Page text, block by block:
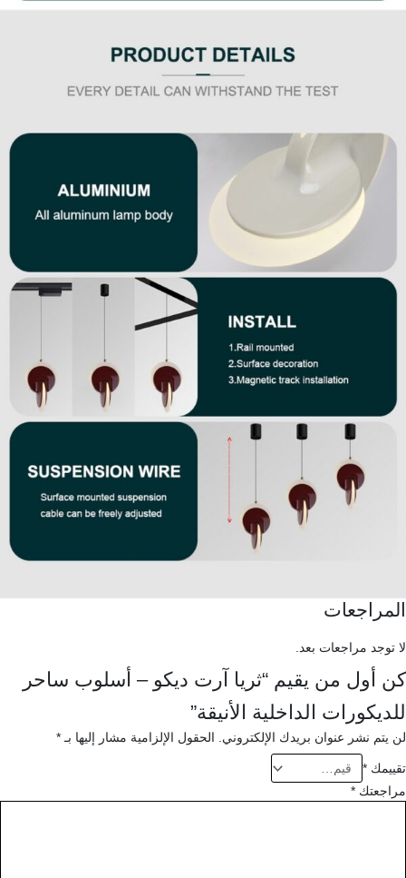
المراجعات
لا توجد مراجعات بعد.
كن أول من يقيم “ثريا آرت ديكو – أسلوب ساحر
للديكورات الداخلية الأنيقة”
لن يتم نشر عنوان بريدك الإلكتروني. الحقول الإلزامية مشار إليها بـ *
تقييمك *
مراجعتك *